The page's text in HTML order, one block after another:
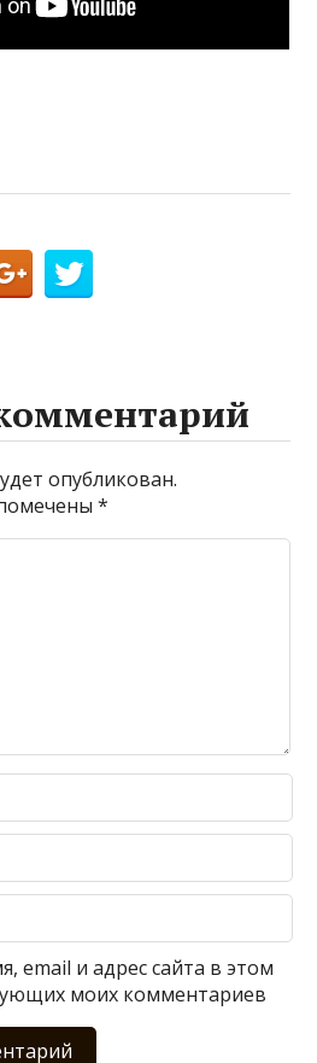
опубликован.
*
email и адрес сайта в этом
моих комментариев